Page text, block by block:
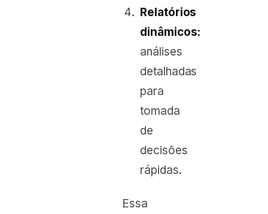
Relatórios
dinâmicos:
análises
detalhadas
para
tomada
de
decisões
rápidas.
Essa